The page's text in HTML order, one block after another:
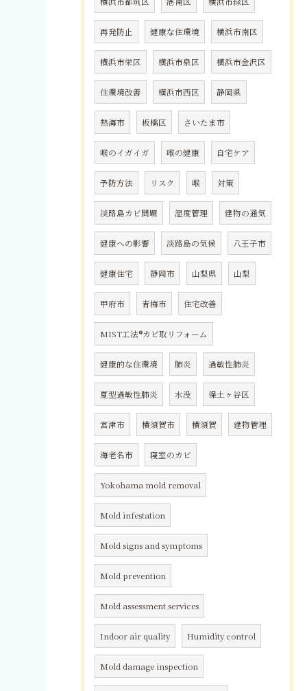
再発防止 健康な住環境 横浜市南区
横浜市栄区 横浜市泉区 横浜市金沢区
住環境改善 横浜市西区 静岡県
熱海市 板橋区 さいたま市
喉のイガイガ 喉の健康 自宅ケア
予防方法 リスク 喉 対策
淡路島カビ問題 湿度管理 建物の通気
健康への影響 淡路島の気候 八王子市
健康住宅 静岡市 山梨県 山梨
甲府市 青梅市 住宅改善
MIST工法®カビ取リフォーム
健康的な住環境 肺炎 過敏性肺炎
夏型過敏性肺炎 水没 保土ヶ谷区
宮津市 横須賀市 横須賀 建物管理
海老名市 寝室のカビ
Yokohama mold removal
Mold infestation
Mold signs and symptoms
Mold prevention
Mold assessment services
Indoor air quality Humidity control
Mold damage inspection